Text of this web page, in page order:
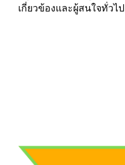
เกี่ยวข้องและผู้สนใจทั่วไป